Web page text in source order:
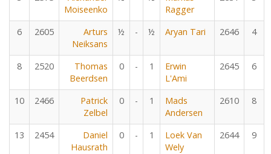
Moiseenko
Ragger
6 2605
Arturs
Neiksans
½ - ½ Aryan Tari 2646 4
8 2520
Thomas
Beerdsen
0 - 1
Erwin
L'Ami
2645 6
10 2466
Patrick
Zelbel
0 - 1
Mads
Andersen
2610 8
13 2454
Daniel
Hausrath
0 - 1
Loek Van
Wely
2644 9